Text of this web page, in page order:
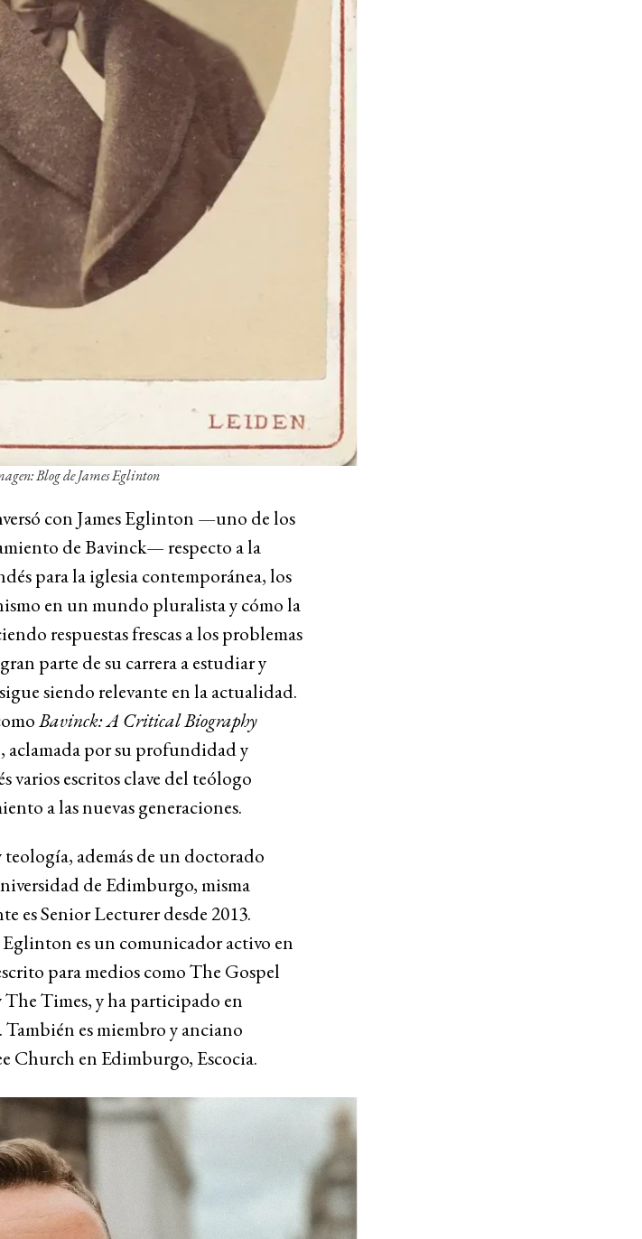
Blog de James Eglinton
con James Eglinton —uno de los
de Bavinck— respecto a la
para la iglesia contemporánea, los
en un mundo pluralista y cómo la
respuestas frescas a los problemas
parte de su carrera a estudiar y
siendo relevante en la actualidad.
Bavinck: A Critical Biography
por su profundidad y
varios escritos clave del teólogo
a las nuevas generaciones.
además de un doctorado
de Edimburgo, misma
es Senior Lecturer desde 2013.
es un comunicador activo en
para medios como The Gospel
Times, y ha participado en
es miembro y anciano
Church en Edimburgo, Escocia.